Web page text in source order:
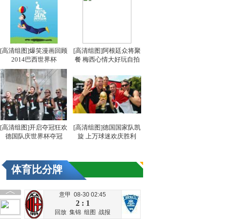
[高清组图]爆笑漫画回顾
2014巴西世界杯
[高清组图]阿根廷众将聚
餐 梅西心情大好玩自拍
[高清组图]开启夺冠狂欢
德国队庆世界杯夺冠
[高清组图]德国国家队凯
旋 上万球迷欢庆胜利
体育比分牌
意甲 08-30 02:45
2 : 1
回放 集锦 组图 战报